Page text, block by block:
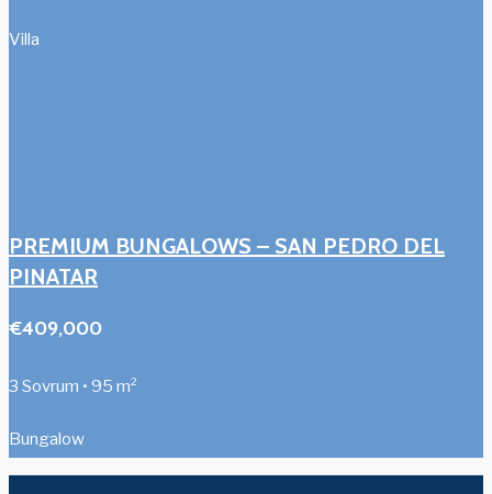
Villa
PREMIUM BUNGALOWS – SAN PEDRO DEL
PINATAR
€409,000
3 Sovrum • 95 m²
Bungalow